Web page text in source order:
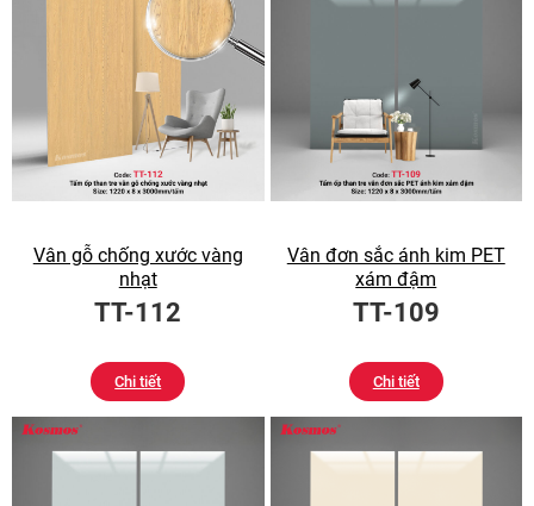
Vân gỗ chống xước vàng
nhạt
TT-112
Chi tiết
Vân đơn sắc ánh kim PET
xám đậm
TT-109
Chi tiết